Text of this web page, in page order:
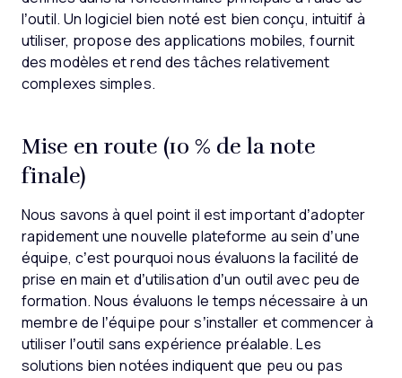
l’outil. Un logiciel bien noté est bien conçu, intuitif à
utiliser, propose des applications mobiles, fournit
des modèles et rend des tâches relativement
complexes simples.
Mise en route (10 % de la note
finale)
Nous savons à quel point il est important d’adopter
rapidement une nouvelle plateforme au sein d’une
équipe, c’est pourquoi nous évaluons la facilité de
prise en main et d’utilisation d’un outil avec peu de
formation. Nous évaluons le temps nécessaire à un
membre de l’équipe pour s’installer et commencer à
utiliser l’outil sans expérience préalable. Les
solutions bien notées indiquent que peu ou pas